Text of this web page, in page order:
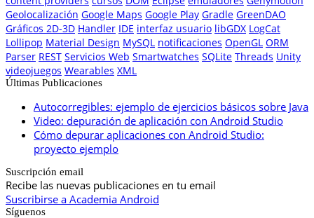
Geolocalización Google Maps Google Play Gradle GreenDAO
Gráficos 2D-3D Handler IDE interfaz usuario libGDX LogCat
Lollipop Material Design MySQL notificaciones OpenGL ORM
Parser REST Servicios Web Smartwatches SQLite Threads Unity
videojuegos Wearables XML
Últimas Publicaciones
Autocorregibles: ejemplo de ejercicios básicos sobre Java
Video: depuración de aplicación con Android Studio
Cómo depurar aplicaciones con Android Studio:
proyecto ejemplo
Suscripción email
Recibe las nuevas publicaciones en tu email
Suscribirse a Academia Android
Síguenos